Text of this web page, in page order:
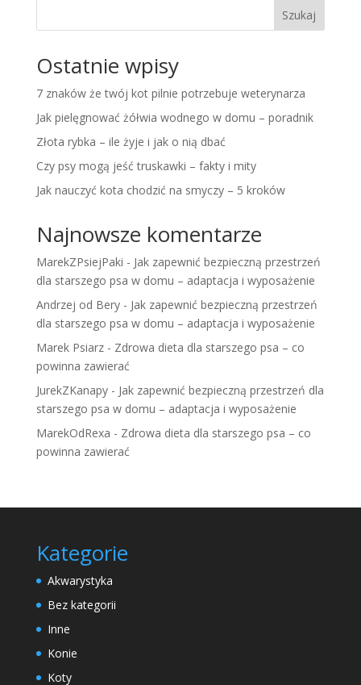
Szukaj
Ostatnie wpisy
7 znaków że twój kot pilnie potrzebuje weterynarza
Jak pielęgnować żółwia wodnego w domu – poradnik
Złota rybka – ile żyje i jak o nią dbać
Czy psy mogą jeść truskawki – fakty i mity
Jak nauczyć kota chodzić na smyczy – 5 kroków
Najnowsze komentarze
MarekZPsiejPaki - Jak zapewnić bezpieczną przestrzeń
dla starszego psa w domu – adaptacja i wyposażenie
Andrzej od Bery- Jak zapewnić bezpieczną przestrzeń
dla starszego psa w domu – adaptacja i wyposażenie
Marek Psiarz- Zdrowa dieta dla starszego psa – co
powinna zawierać
JurekZKanapy- Jak zapewnić bezpieczną przestrzeń dla
starszego psa w domu – adaptacja i wyposażenie
MarekOdRexa - Zdrowa dieta dla starszego psa – co
powinna zawierać
Kategorie
Akwarystyka
Bez kategorii
Inne
Konie
Koty